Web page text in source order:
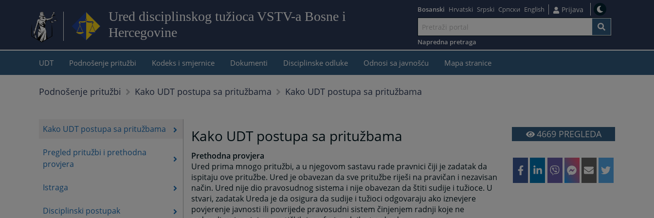
Ured disciplinskog tužioca VSTV-a Bosne i
Hercegovine
na
sadržaj
Bosanski Hrvatski Srpski Српски English Prijava
Napredna pretraga
UDT Podnošenje pritužbi Kodeks i smjernice Dokumenti Disciplinske odluke Odnosi sa javnošću Mapa stranice
Podnošenje pritužbi Kako UDT postupa sa pritužbama Kako UDT postupa sa pritužbama
Kako UDT postupa sa pritužbama
Pregled pritužbi i prethodna
provjera
Istraga
Disciplinski postupak
Kako UDT postupa sa pritužbama
Prethodna provjera
Ured prima mnogo pritužbi, a u njegovom sastavu rade pravnici čiji je zadatak da
ispitaju ove pritužbe. Ured je obavezan da sve pritužbe riješi na pravičan i nezavisan
način. Ured nije dio pravosudnog sistema i nije obavezan da štiti sudije i tužioce. U
stvari, zadatak Ureda je da osigura da sudije i tužioci odgovaraju ako iznevjere
povjerenje javnosti ili povrijede pravosudni sistem činjenjem radnji koje ne
4669PREGLEDA